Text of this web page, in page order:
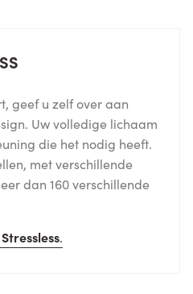
geef u zelf over aan
Uw volledige lichaam
die het nodig heeft.
met verschillende
dan 160 verschillende
Stressless.